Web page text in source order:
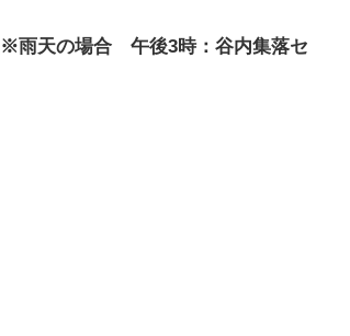
※雨天の場合 午後3時：谷内集落セ